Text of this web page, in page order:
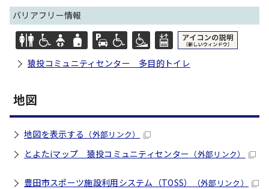
バリアフリー情報
猿投コミュニティセンター 多目的トイレ
地図
地図を表示する （外部リンク）
とよたiマップ 猿投コミュニティセンター （外部リンク）
豊田市スポーツ施設利用システム（TOSS） （外部リンク）